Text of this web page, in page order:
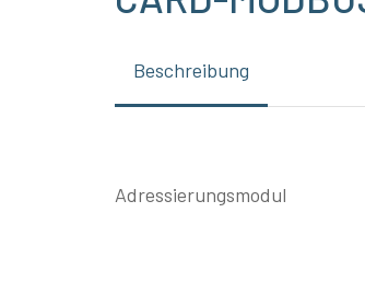
Beschreibung
Adressierungsmodul